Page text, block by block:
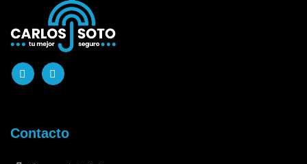
Contacto